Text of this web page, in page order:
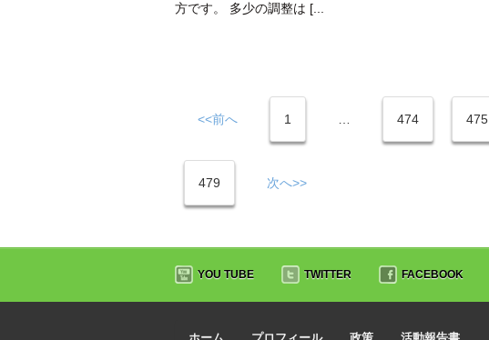
方です。 多少の調整は [...
<<前へ 1 474 475
479 次へ>>
YOU TUBE TWITTER FACEBOOK